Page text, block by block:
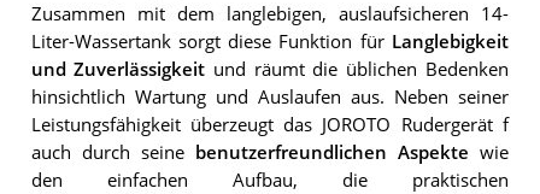
Zusammen mit dem langlebigen, auslaufsicheren 14-
Liter-Wassertank sorgt diese Funktion für Langlebigkeit
und Zuverlässigkeit und räumt die üblichen Bedenken
hinsichtlich Wartung und Auslaufen aus. Neben seiner
Leistungsfähigkeit überzeugt das JOROTO Rudergerät f
auch durch seine benutzerfreundlichen Aspekte wie
den einfachen Aufbau, die praktischen